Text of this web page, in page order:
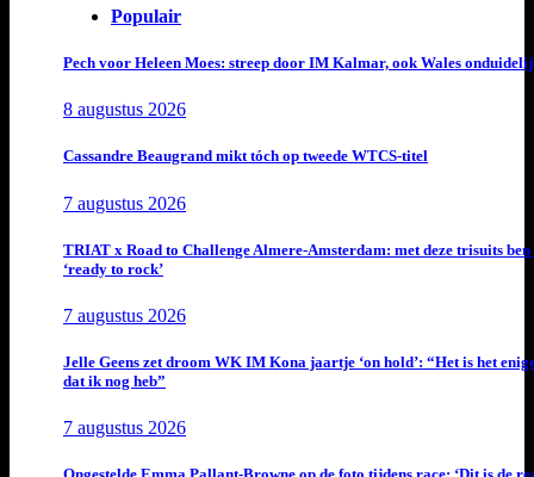
Populair
Pech voor Heleen Moes: streep door IM Kalmar, ook Wales
8 augustus 2026
Cassandre Beaugrand mikt tóch op tweede WTCS-titel
7 augustus 2026
TRIAT x Road to Challenge Almere-Amsterdam: met deze trisuits ben
‘ready to rock’
7 augustus 2026
Jelle Geens zet droom WK IM Kona jaartje ‘on hold’: “Het is het
dat ik nog heb”
7 augustus 2026